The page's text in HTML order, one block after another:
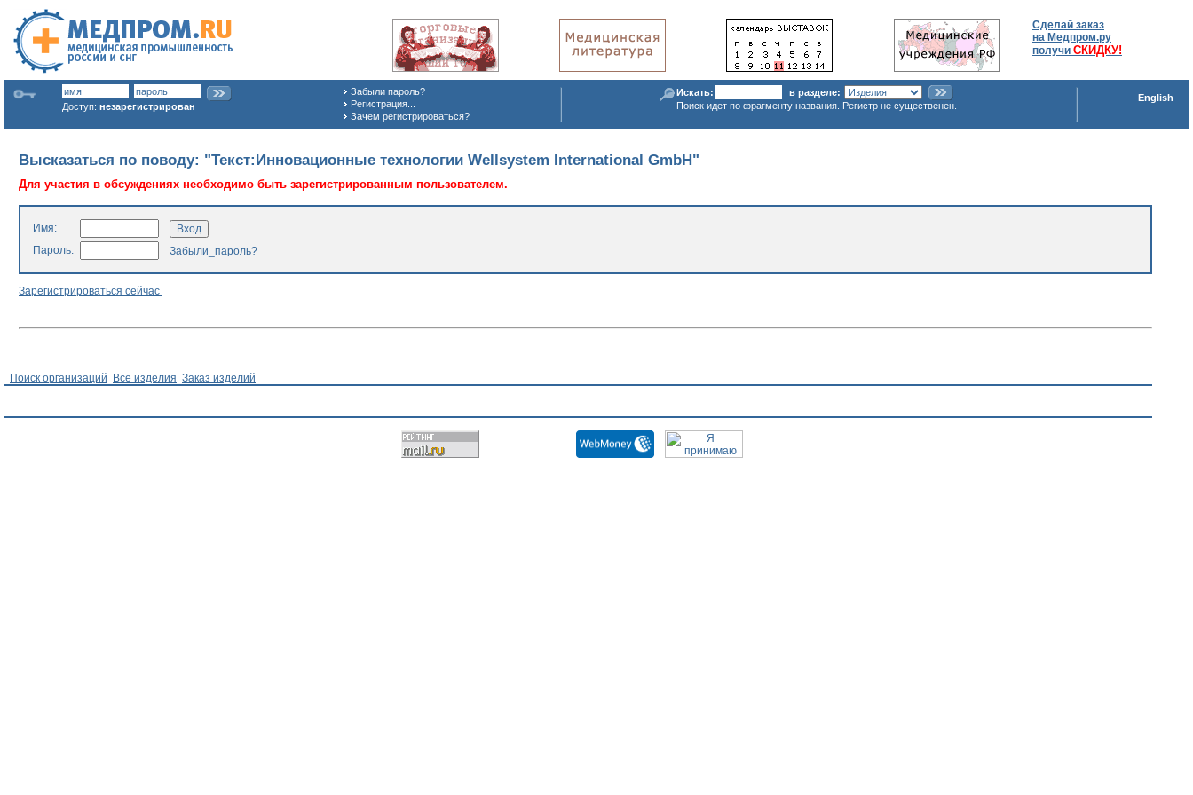
Сделай заказ
на Медпром.ру
получи СКИДКУ!
Доступ: незарегистрирован
Забыли пароль?
Регистрация...
Зачем регистрироваться?
Искать:
в разделе:
Поиск идет по фрагменту названия. Регистр не существенен.
English
Высказаться по поводу: "Текст:Инновационные технологии Wellsystem International GmbH"
Для участия в обсуждениях необходимо быть зарегистрированным пользователем.
Имя:
Пароль:
Забыли_пароль?
Зарегистрироваться сейчас
Поиск организаций Все изделия Заказ изделий